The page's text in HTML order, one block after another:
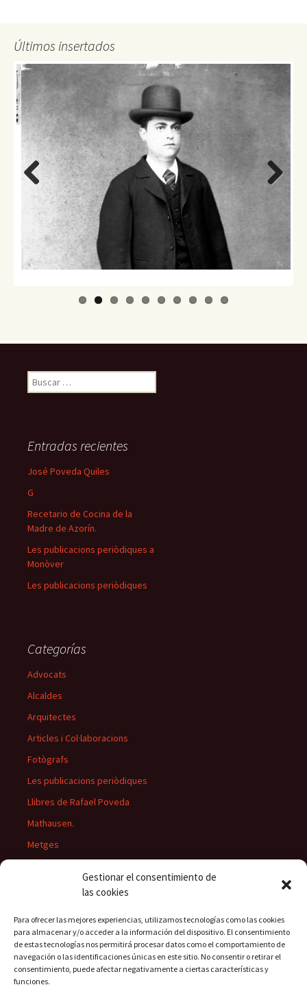
Gestionar el consentimiento de
las cookies
Para ofrecer las mejores experiencias, utilizamos tecnologías como las cookies
para almacenar y/o acceder a la información del dispositivo. El consentimiento
de estas tecnologías nos permitirá procesar datos como el comportamiento de
navegación o las identificaciones únicas en este sitio. No consentir o retirar el
consentimiento, puede afectar negativamente a ciertas características y
funciones.
Últimos insertados
Previo
Buscar:
Entradas recientes
José Poveda Quiles
G
Recetario de Cocina de la
Madre de Azorín.
Les publicacions periòdiques a
Monòver
Les publicacions periòdiques
Categorías
Advocats
Alcaldes
Arquitectes
Articles i Col·laboracions
Fotògrafs
Les publicacions periòdiques
Llibres de Rafael Poveda
Mathausen.
Metges
Presidents del Casino
Rectors